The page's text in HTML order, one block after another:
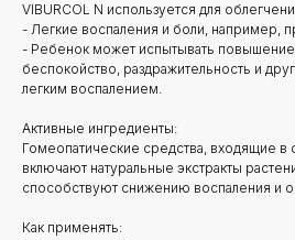
VIBURCOL N используется для
- Легкие воспаления и боли, например,
- Ребенок может испытывать
беспокойство, раздражительность и
легким воспалением.
Активные ингредиенты:
Гомеопатические средства, входящие в
включают натуральные экстракты
способствуют снижению воспаления и
Как применять: